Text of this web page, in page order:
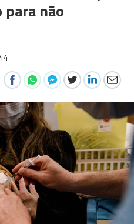
não